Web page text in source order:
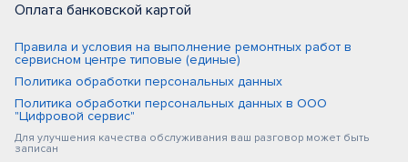
Оплата банковской картой
Правила и условия на выполнение ремонтных работ в
сервисном центре типовые (единые)
Политика обработки персональных данных
Политика обработки персональных данных в ООО
"Цифровой сервис"
Для улучшения качества обслуживания ваш разговор может быть
записан